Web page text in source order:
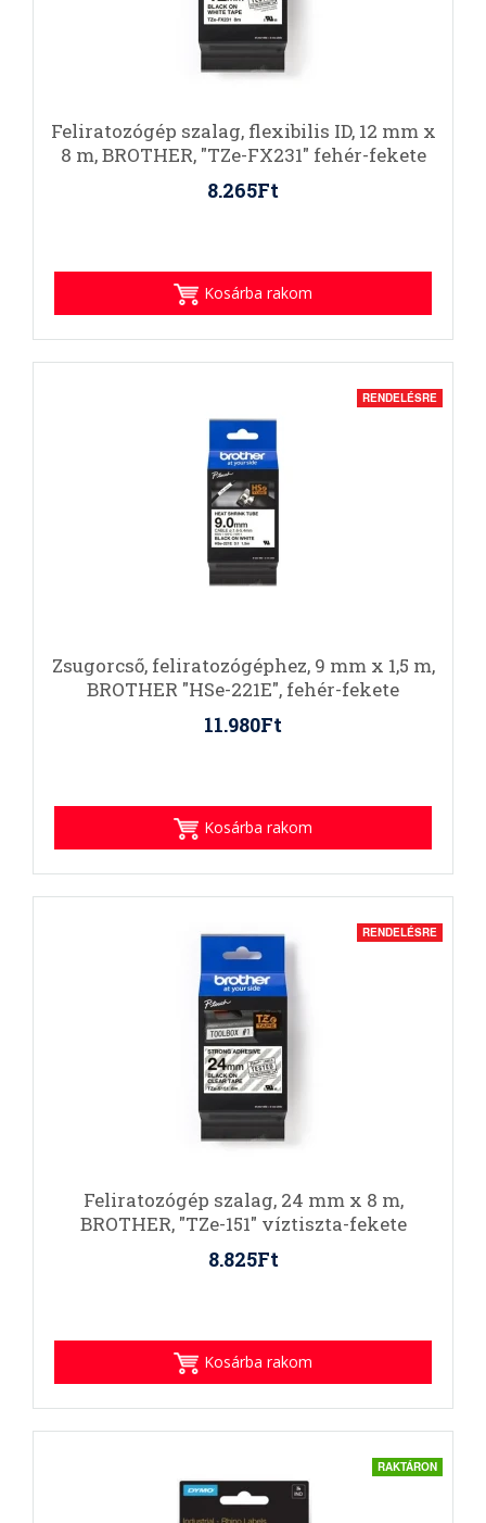
Feliratozógép szalag, flexibilis ID, 12 mm x
8 m, BROTHER, "TZe-FX231" fehér-fekete
8.265Ft
Kosárba rakom
RENDELÉSRE
Zsugorcső, feliratozógéphez, 9 mm x 1,5 m,
BROTHER "HSe-221E", fehér-fekete
11.980Ft
Kosárba rakom
RENDELÉSRE
Feliratozógép szalag, 24 mm x 8 m,
BROTHER, "TZe-151" víztiszta-fekete
8.825Ft
Kosárba rakom
RAKTÁRON